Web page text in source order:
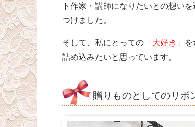
ト作家・講師になりたいとの想いを
つけました。
そして、私にとっての「 大好き 」
詰め込みたいと思っています。
贈りものとしてのリボ